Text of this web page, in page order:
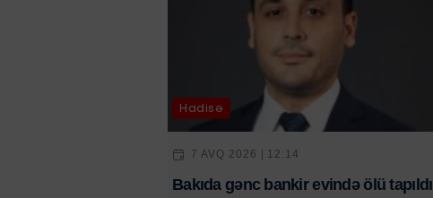
Hadisə
7 AVQ 2026 | 12:14
Bakıda gənc bankir evində ölü tapıldı